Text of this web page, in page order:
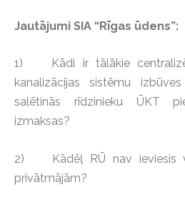
Jautājumi SIA “Rīgas ūdens”:
1) Kādi ir tālākie
kanalizācijas sistēmu
salētinās rīdzinieku ŪKT
izmaksas?
2) Kādēļ RŪ nav ieviesis
privātmājām?